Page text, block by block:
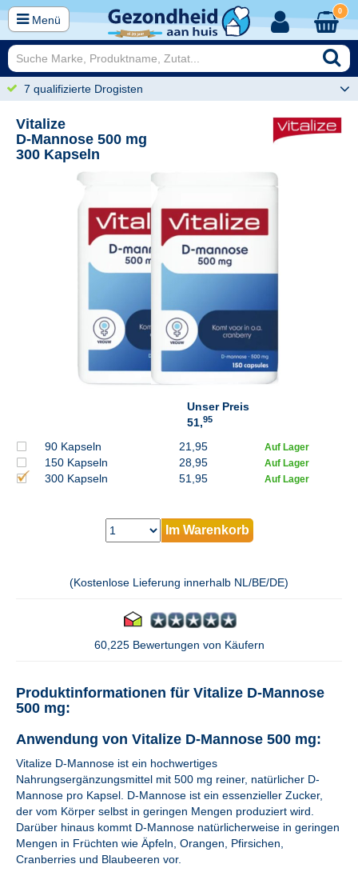
Menü
0
7 qualifizierte Drogisten
Vitalize
D-Mannose 500 mg
300 Kapseln
Unser Preis
51,95
90 Kapseln 21,95 Auf Lager
150 Kapseln 28,95 Auf Lager
300 Kapseln 51,95 Auf Lager
Im Warenkorb
(Kostenlose Lieferung innerhalb NL/BE/DE)
60,225 Bewertungen von Käufern
Produktinformationen für Vitalize D-Mannose
500 mg:
Anwendung von Vitalize D-Mannose 500 mg:
Vitalize D-Mannose ist ein hochwertiges
Nahrungsergänzungsmittel mit 500 mg reiner, natürlicher D-
Mannose pro Kapsel. D-Mannose ist ein essenzieller Zucker,
der vom Körper selbst in geringen Mengen produziert wird.
Darüber hinaus kommt D-Mannose natürlicherweise in geringen
Mengen in Früchten wie Äpfeln, Orangen, Pfirsichen,
Cranberries und Blaubeeren vor.